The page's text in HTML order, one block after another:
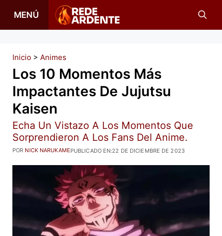
MENÚ
Inicio > Animes
Los 10 Momentos Más
Impactantes De Jujutsu
Kaisen
Echa Un Vistazo A Los Momentos Que
Sorprendieron A Los Fans Del Anime.
PUBLICADO EN:22 DE DICIEMBRE DE 2023
POR NICK NARUKAME